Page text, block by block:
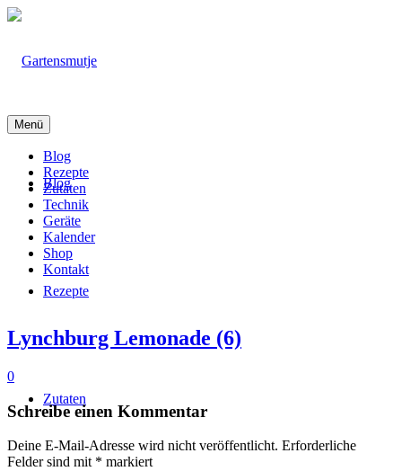
Blog
Rezepte
Zutaten
Menü
Blog
Rezepte
Zutaten
Technik
Geräte
Kalender
Shop
Kontakt
Lynchburg Lemonade (6)
0
Schreibe einen Kommentar
Deine E-Mail-Adresse wird nicht veröffentlicht. Erforderliche
Felder sind mit * markiert